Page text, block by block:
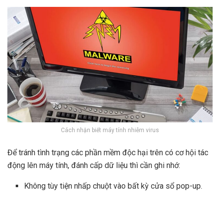
Cách nhận biết máy tính nhiễm virus
Để tránh tình trạng các phần mềm độc hại trên có cơ hội tác
động lên máy tính, đánh cấp dữ liệu thì cần ghi nhớ:
Không tùy tiện nhấp chuột vào bất kỳ cửa sổ pop-up.